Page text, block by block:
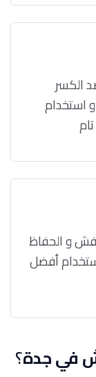
الكسر
استخدام
و الحفاظ
أفضل
في جدة؟